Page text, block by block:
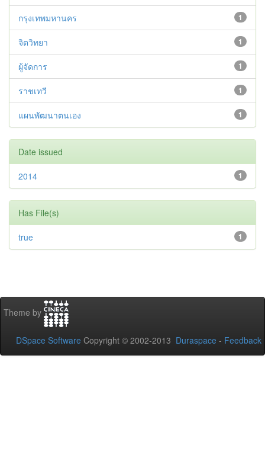
1
กรุงเทพมหานคร
1
จิตวิทยา
1
ผู้จัดการ
1
ราชเทวี
1
แผนพัฒนาตนเอง
Date issued
1
2014
Has File(s)
1
true
Theme by
DSpace Software Copyright © 2002-2013 Duraspace - Feedback